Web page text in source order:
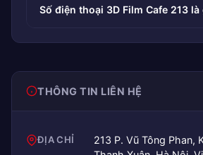
Số điện thoại 3D Film Cafe 213 là
THÔNG TIN LIÊN HỆ
ĐỊA CHỈ
213 P. Vũ Tông Phan,